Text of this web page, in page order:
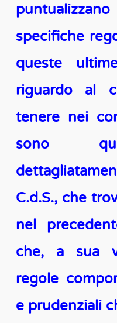
specifiche
queste
riguardo al
tenere nei
sono
C.d.S., che
nel
che, a sua
regole
e prudenziali